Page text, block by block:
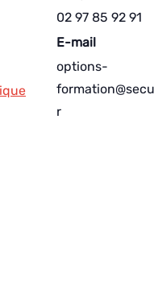
02 97 85 92 91
E-mail
options-
r